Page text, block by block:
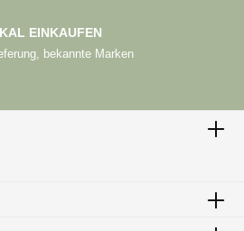
EINKAUFEN
bekannte Marken
IN IHRER REGION